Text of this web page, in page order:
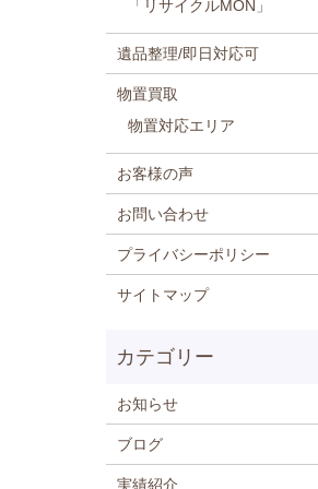
「リサイクルMON」
遺品整理/即日対応可
物置買取
物置対応エリア
お客様の声
お問い合わせ
プライバシーポリシー
サイトマップ
お知らせ
ブログ
実績紹介